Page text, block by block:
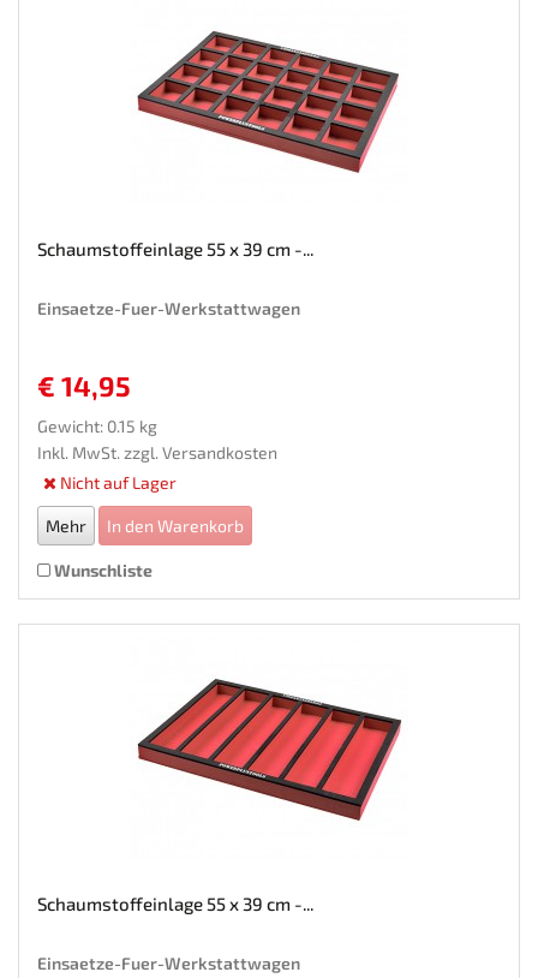
Schaumstoffeinlage 55 x 39 cm -...
Einsaetze-Fuer-Werkstattwagen
€ 14,95
Gewicht: 0.15 kg
Inkl. MwSt. zzgl. Versandkosten
Nicht auf Lager
Mehr In den Warenkorb
Wunschliste
Schaumstoffeinlage 55 x 39 cm -...
Einsaetze-Fuer-Werkstattwagen